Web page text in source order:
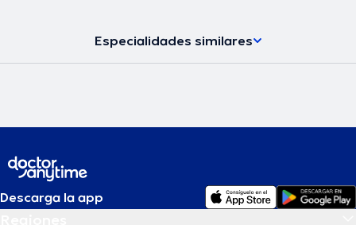
Especialidades similares
Descarga la app